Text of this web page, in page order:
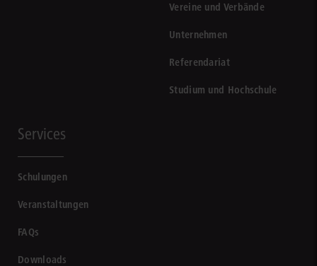
Vereine und Verbände
Unternehmen
Referendariat
Studium und Hochschule
Services
Schulungen
Veranstaltungen
FAQs
Downloads